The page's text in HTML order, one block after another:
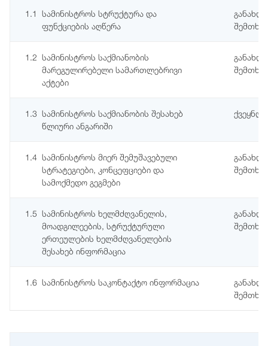
1.1
სამინისტროს სტრუქტურა და
ფუნქციების აღწერა
1.2 სამინისტროს საქმიანობის
მარეგულირებელი სამართლებრივი
აქტები
1.3 სამინისტროს საქმიანობის შესახებ
წლიური ანგარიში
1.4 სამინისტროს მიერ შემუშავებული
სტრატეგიები, კონცეფციები და
სამოქმედო გეგმები
1.5 სამინისტროს ხელმძღვანელის,
მოადგილეების, სტრუქტურული
ერთეულების ხელმძღვანელების
შესახებ ინფორმაცია
1.6 სამინისტროს საკონტაქტო ინფორმაცია